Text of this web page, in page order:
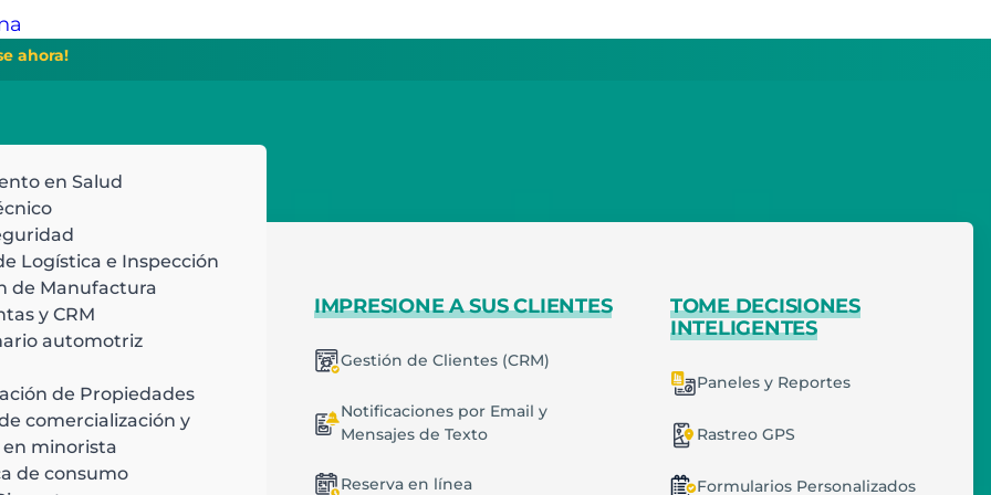
ahora!
DE MANERA
inteligente
IMPRESIONE A SUS CLIENTES
Gestión de Clientes (CRM)
Notificaciones por Email y
Mensajes de Texto
Reserva en línea
TOME DECISIONES
INTELIGENTES
Paneles y Reportes
Rastreo GPS
Formularios Personalizados
en Salud
Logística e Inspección
de Manufactura
y CRM
automotriz
de Propiedades
comercialización y
minorista
de consumo
inteligente que
las experiencias